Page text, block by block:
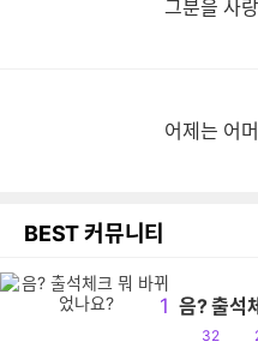
그분을 사
어제는 어
BEST 커뮤니티
1 음? 출석
공
32